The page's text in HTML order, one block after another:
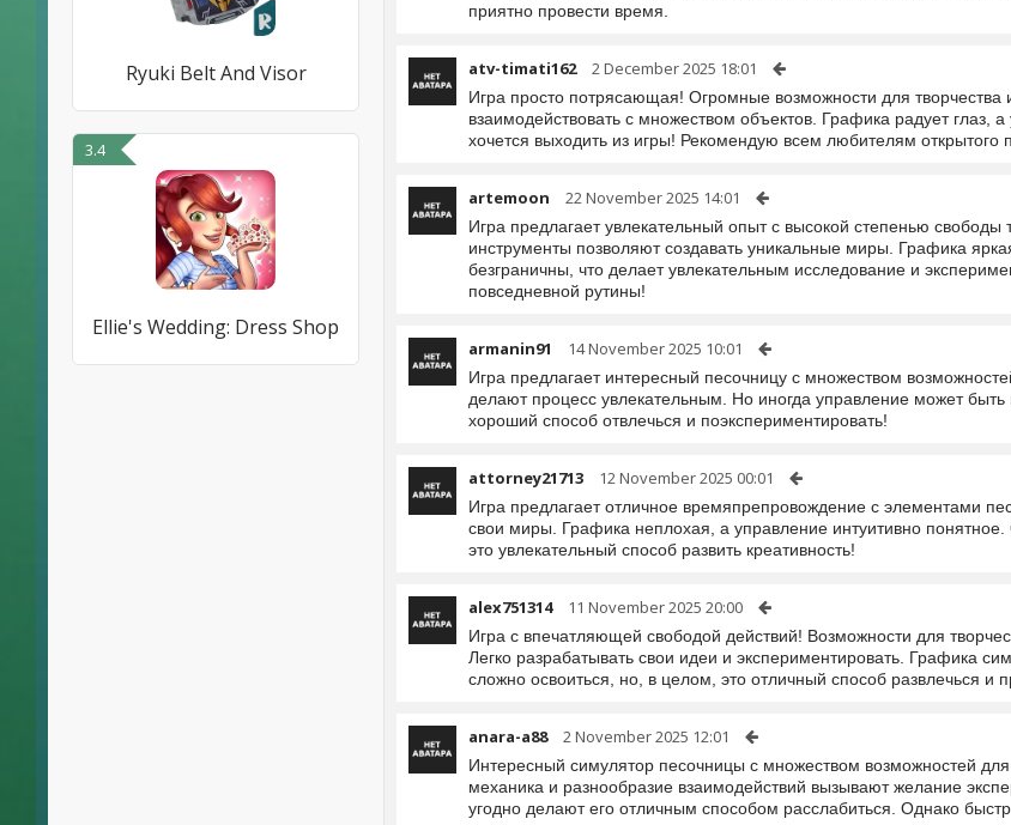
Ryuki Belt And Visor
3.4
Ellie's Wedding: Dress Shop
приятно провести время.
atv-timati162 2 December 2025 18:01
Игра просто потрясающая! Огромные возможности для творчества
взаимодействовать с множеством объектов. Графика радует глаз,
хочется выходить из игры! Рекомендую всем любителям открытого
artemoon 22 November 2025 14:01
Игра предлагает увлекательный опыт с высокой степенью
инструменты позволяют создавать уникальные миры. Графика
безграничны, что делает увлекательным исследование и
повседневной рутины!
armanin91 14 November 2025 10:01
Игра предлагает интересный песочницу с множеством
делают процесс увлекательным. Но иногда управление может
хороший способ отвлечься и поэкспериментировать!
attorney21713 12 November 2025 00:01
Игра предлагает отличное времяпрепровождение с элементами
свои миры. Графика неплохая, а управление интуитивно
это увлекательный способ развить креативность!
alex751314 11 November 2025 20:00
Игра с впечатляющей свободой действий! Возможности для
Легко разрабатывать свои идеи и экспериментировать. Графика
сложно освоиться, но, в целом, это отличный способ развлечься и
anara-a88 2 November 2025 12:01
Интересный симулятор песочницы с множеством возможностей
механика и разнообразие взаимодействий вызывают желание
угодно делают его отличным способом расслабиться. Однако